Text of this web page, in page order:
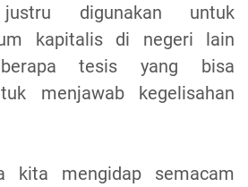
digunakan untuk
kapitalis di negeri lain
tesis yang bisa
menjawab kegelisahan
kita mengidap semacam